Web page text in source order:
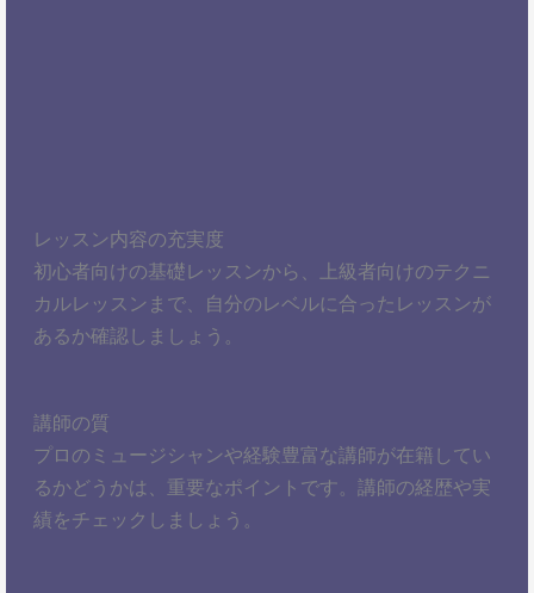
レッスン内容の充実度
初心者向けの基礎レッスンから、上級者向けのテクニ
カルレッスンまで、自分のレベルに合ったレッスンが
あるか確認しましょう。
講師の質
プロのミュージシャンや経験豊富な講師が在籍してい
るかどうかは、重要なポイントです。講師の経歴や実
績をチェックしましょう。